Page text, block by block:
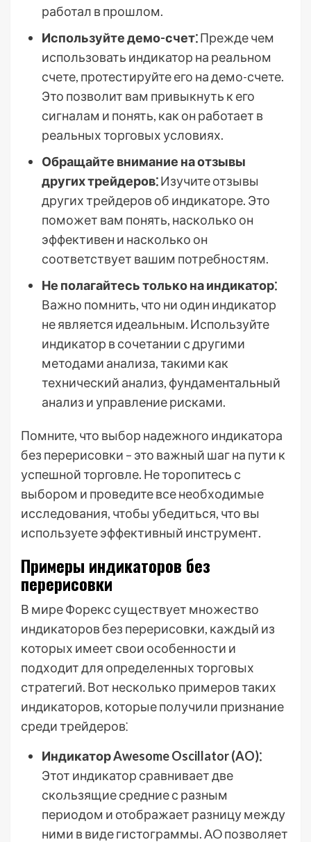
работал в прошлом.
Используйте демо-счет⁚Прежде чем
использовать индикатор на реальном
счете, протестируйте его на демо-счете.
Это позволит вам привыкнуть к его
сигналам и понять, как он работает в
реальных торговых условиях.
Обращайте внимание на отзывы
других трейдеров⁚Изучите отзывы
других трейдеров об индикаторе. Это
поможет вам понять, насколько он
эффективен и насколько он
соответствует вашим потребностям.
Не полагайтесь только на индикатор⁚
Важно помнить, что ни один индикатор
не является идеальным. Используйте
индикатор в сочетании с другими
методами анализа, такими как
технический анализ, фундаментальный
анализ и управление рисками.
Помните, что выбор надежного индикатора
без перерисовки – это важный шаг на пути к
успешной торговле. Не торопитесь с
выбором и проведите все необходимые
исследования, чтобы убедиться, что вы
используете эффективный инструмент.
Примеры индикаторов без
перерисовки
В мире Форекс существует множество
индикаторов без перерисовки, каждый из
которых имеет свои особенности и
подходит для определенных торговых
стратегий. Вот несколько примеров таких
индикаторов, которые получили признание
среди трейдеров⁚
Индикатор Awesome Oscillator (AO)⁚
Этот индикатор сравнивает две
скользящие средние с разным
периодом и отображает разницу между
ними в виде гистограммы. AO позволяет